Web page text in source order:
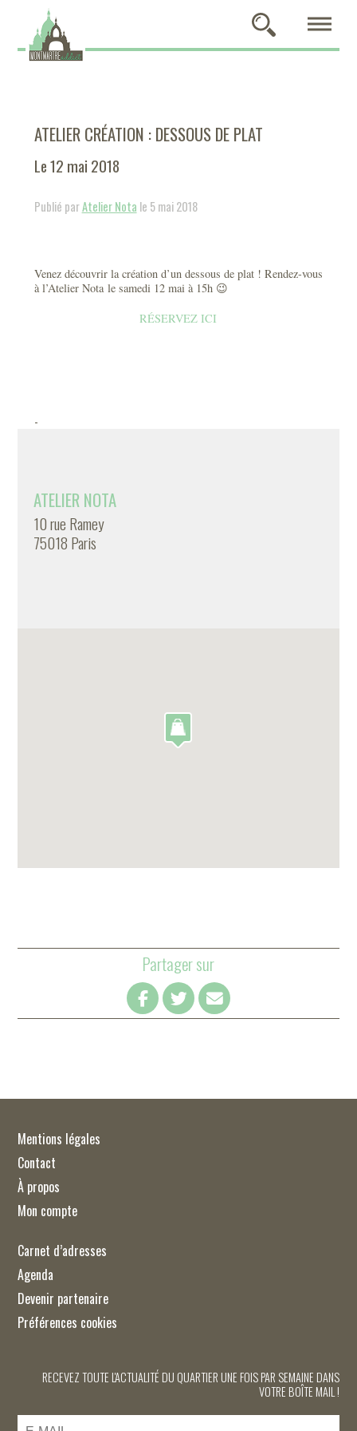
ATELIER CRÉATION : DESSOUS DE PLAT
Le 12 mai 2018
Publié parAtelier Nota le 5 mai 2018
Venez découvrir la création d’un dessous de plat ! Rendez-vous
à l’Atelier Nota le samedi 12 mai à 15h 😉
RÉSERVEZ ICI
-
ATELIER NOTA
10 rue Ramey
75018 Paris
Partager sur
Mentions légales
Contact
À propos
Mon compte
Carnet d’adresses
Agenda
Devenir partenaire
Préférences cookies
RECEVEZ TOUTE L'ACTUALITÉ DU QUARTIER UNE FOIS PAR SEMAINE DANS
VOTRE BOÎTE MAIL !